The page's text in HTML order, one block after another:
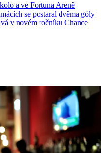
a ve Fortuna Areně
se postaral dvěma góly
v novém ročníku Chance